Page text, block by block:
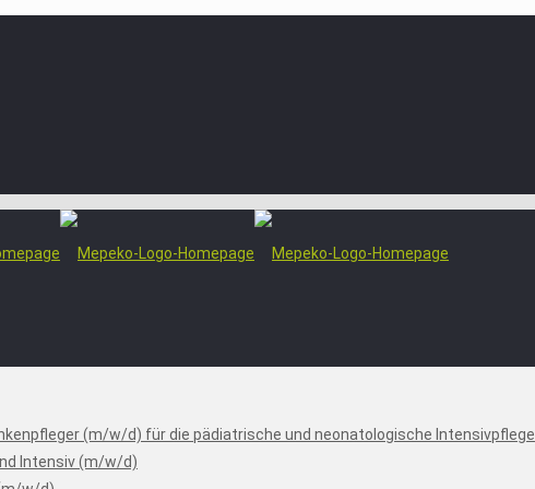
(m/w/d) für die pädiatrische und neonatologische Intensivpflege
Intensiv (m/w/d)